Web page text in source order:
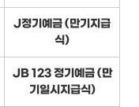
J정기예금 (만기지급
식)
JB 123 정기예금 (만
기일시지급식)